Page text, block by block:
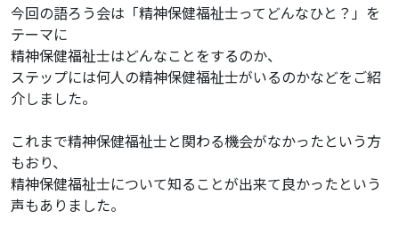
今回の語ろう会は「精神保健福祉士ってどんなひと？」を
テーマに
精神保健福祉士はどんなことをするのか、
ステップには何人の精神保健福祉士がいるのかなどをご紹
介しました。
これまで精神保健福祉士と関わる機会がなかったという方
もおり、
精神保健福祉士について知ることが出来て良かったという
声もありました。